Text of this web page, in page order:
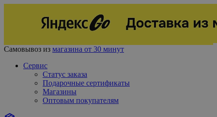
Самовывоз из магазина от 30 минут
Сервис
Статус заказа
Подарочные сертификаты
Магазины
Оптовым покупателям